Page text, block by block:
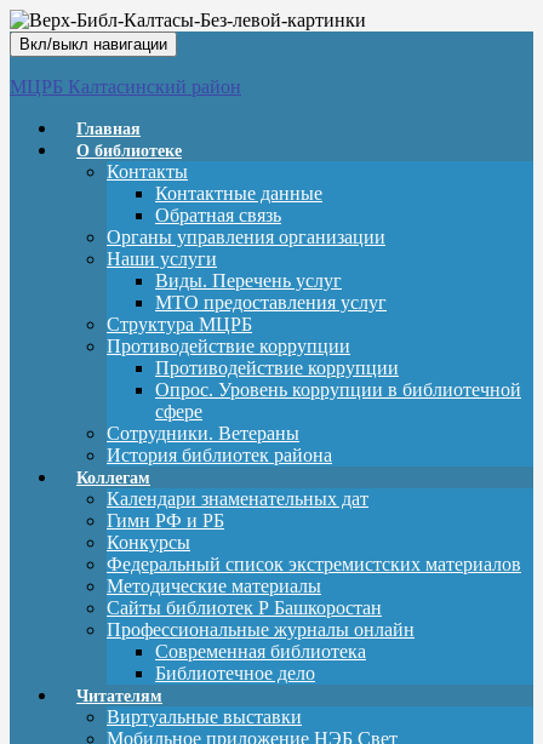
Вкл/выкл навигации
МЦРБ Калтасинский район
Главная
О библиотеке
Контакты
Контактные данные
Обратная связь
Органы управления организации
Наши услуги
Виды. Перечень услуг
МТО предоставления услуг
Структура МЦРБ
Противодействие коррупции
Противодействие коррупции
Опрос. Уровень коррупции в библиотечной
сфере
Сотрудники. Ветераны
История библиотек района
Коллегам
Календари знаменательных дат
Гимн РФ и РБ
Конкурсы
Федеральный список экстремистских материалов
Методические материалы
Сайты библиотек Р Башкоростан
Профессиональные журналы онлайн
Современная библиотека
Библиотечное дело
Читателям
Виртуальные выставки
Мобильное приложение НЭБ Свет